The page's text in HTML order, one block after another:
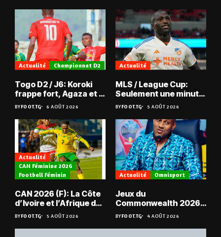
Actualité Championnat D2
Togo D2 / J6: Koroki
frappe fort, Agaza et la
JCA assurent,
suspense avant Sara
FC – Doumbé FC
BYFOOT.TG 6 AOÛT 2026
Actualité
MLS / League Cup:
Seulement une minute
de jeu pour Kévin
Denkey
BYFOOT.TG 5 AOÛT 2026
Actualité
CAN Féminine 2026
Football Féminin
CAN 2026 (F): La Côte
d’Ivoire et l’Afrique du
Sud en quarts
BYFOOT.TG 5 AOÛT 2026
Actualité Omnisport
Jeux du
Commonwealth 2026 :
« Les médailles ne
tombent pas du ciel »,
Benjamin Boukpeti
BYFOOT.TG 4 AOÛT 2026